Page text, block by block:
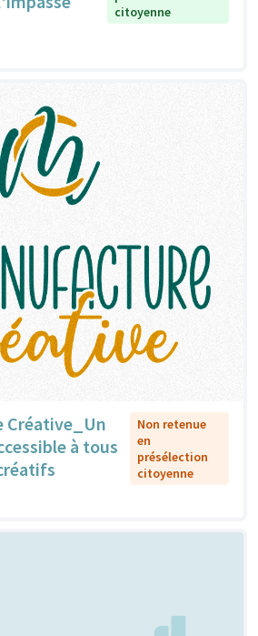
citoyenne
Créative_Un
à tous
Non retenue
en
présélection
citoyenne